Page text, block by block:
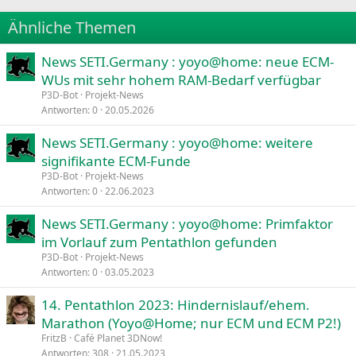
22
26
Times New Roman
Trebuchet MS
Verdana
Ähnliche Themen
News SETI.Germany : yoyo@home: neue ECM-
WUs mit sehr hohem RAM-Bedarf verfügbar
P3D-Bot Projekt-News
Antworten 0 20.05.2026
News SETI.Germany : yoyo@home: weitere
signifikante ECM-Funde
P3D-Bot Projekt-News
Antworten 0 22.06.2023
News SETI.Germany : yoyo@home: Primfaktor
im Vorlauf zum Pentathlon gefunden
P3D-Bot Projekt-News
Antworten 0 03.05.2023
14. Pentathlon 2023: Hindernislauf/ehem.
Marathon (Yoyo@Home; nur ECM und ECM P2!)
FritzB Café Planet 3DNow!
Antworten 308 21.05.2023